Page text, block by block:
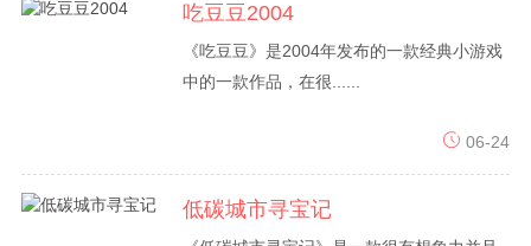
吃豆豆2004
《吃豆豆》是2004年发布的一款经典小游戏
中的一款作品，在很......
06-24
低碳城市寻宝记